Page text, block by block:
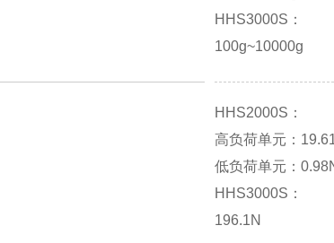
HHS3000S：
100g~10000g
HHS2000S：
高负荷单元：
低负荷单元：
HHS3000S：
196.1N